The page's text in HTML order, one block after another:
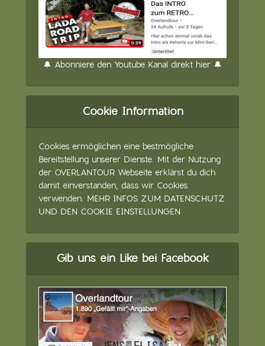
🔔 Abonniere den Youtube Kanal direkt hier 🔔
Cookie Information
Cookies ermöglichen eine bestmögliche
Bereitstellung unserer Dienste. Mit der Nutzung
der OVERLANTOUR Webseite erklärst du dich
damit einverstanden, dass wir Cookies
verwenden. MEHR INFOS ZUM DATENSCHUTZ
UND DEN COOKIE EINSTELLUNGEN
Gib uns ein Like bei Facebook